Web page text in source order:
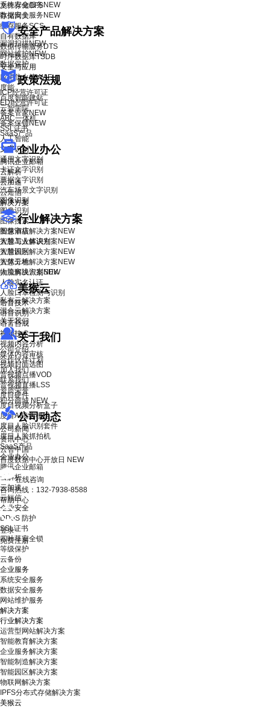
系统安全服务NEW
数据安全服务 NEW
安全产品解决方案
漏洞扫描NEW
网站维护NEW
数据保护
政策法规
ICP经营许可证
EDI经营许可证
备案管家NEW
备案保镖NEW
SaaS产品
企业办公
腾讯企业邮箱
云解析
云加速
云短信
解决方案
行业解决方案
智慧酒店解决方案 NEW
智慧工业解决方案 NEW
智慧园区解决方案 NEW
智慧工地解决方案 NEW
物流解决方案NEW
美猴云
私有云解决方案
混合云解决方案
关于我们
关于我们
公司介绍
合作伙伴计划
加入我们
联系我们
资质荣誉
积分商城 NEW
公司动态
公司新闻
资讯中心
云智中国
百度数据中心开放日 NEW
在线咨询
咨询热线：132-7938-8588
帮助中心
登录
免费注册
文件存储CFS
存储网关
缓存服务SCS
自有数据库
数据传输服务DTS
时序数据库TSDB
安全与应用
应用防火墙WAF
度能
百度智能建站
云智学院
ABC一体机
SSL证书
人工智能
文字识别
通用文字识别
卡证文字识别
票据文字识别
汽车场景文字识别
图像识别
图像识别
图像搜索
图像审核
人脸与人体识别
人脸识别
人体分析
人脸离线识别SDK
人脸实名认证
人脸口罩检测与识别
语音技术
语音识别
语音合成
视频技术
视频内容分析
媒体内容审核
视频封面选图
音视频点播VOD
音视频直播LSS
度目硬件
度目视频分析盒子
度目AI镜头模组
度目人脸识别套件
度目人脸抓拍机
SaaS产品
企业办公
腾讯企业邮箱
云解析
云加速
云短信
企业安全
DDoS 防护
SSL证书
四叶草安全锁
等级保护
云备份
企业服务
系统安全服务
数据安全服务
网站维护服务
解决方案
行业解决方案
运营型网站解决方案
智能教育解决方案
企业服务解决方案
智能制造解决方案
智能园区解决方案
物联网解决方案
IPFS分布式存储解决方案
美猴云